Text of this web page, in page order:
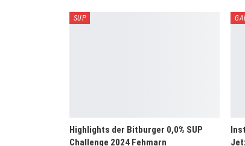
SUP
Highlights der Bitburger 0,0% SUP
Challenge 2024 Fehmarn